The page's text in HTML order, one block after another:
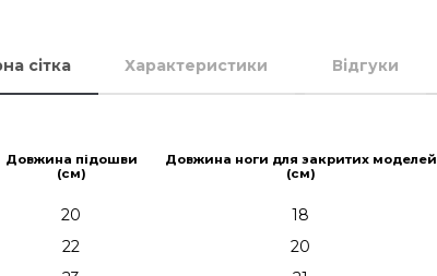
сітка Характеристики Відгуки
Довжина підошви
(см)
Довжина ноги для закритих моделей
(см)
20 18
22 20